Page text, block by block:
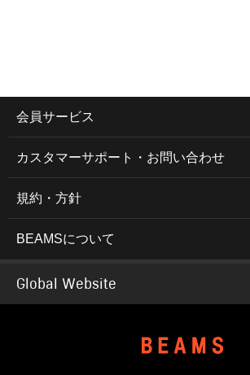
会員サービス
カスタマーサポート・お問い合わせ
規約・方針
BEAMSについて
Global Website